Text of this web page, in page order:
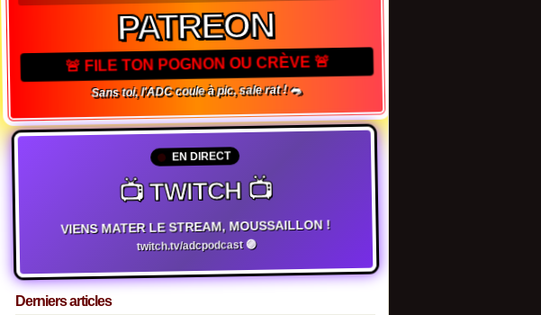
PATREON
🚨 FILE TON POGNON OU CRÈVE 🚨
Sans toi, l'ADC coule à pic, sale rat ! 🐀
EN DIRECT
📺 TWITCH 📺
VIENS MATER LE STREAM, MOUSSAILLON !
twitch.tv/adcpodcast 🟣
Derniers articles